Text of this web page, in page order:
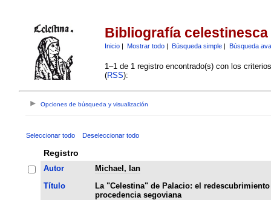
Bibliografía celestinesca
Inicio| Mostrar todo| Búsqueda simple| Búsqueda
1–1 de 1 registro encontrado(s) con los
(RSS):
Opciones de búsqueda y visualización
Seleccionar todo Deseleccionar todo
Registro
Autor
Michael, Ian
Título
La "Celestina" de Palacio: el
procedencia segoviana